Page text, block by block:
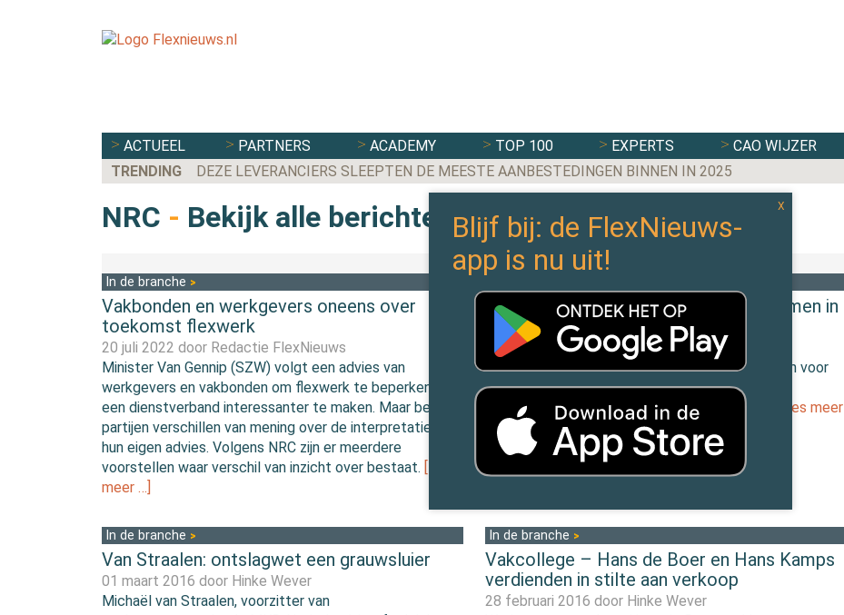
ACTUEEL PARTNERS ACADEMY TOP 100 EXPERTS CAO WIJZER
TRENDING
DEZE LEVERANCIERS SLEEPTEN DE MEESTE AANBESTEDINGEN BINNEN IN 2025
NRC - Bekijk alle berichten
In de branche
Vakbonden en werkgevers oneens over
toekomst flexwerk
20 juli 2022 door Redactie FlexNieuws
Minister Van Gennip (SZW) volgt een advies van
werkgevers en vakbonden om flexwerk te beperken en
een dienstverband interessanter te maken. Maar beide
partijen verschillen van mening over de interpretatie van
hun eigen advies. Volgens NRC zijn er meerdere
voorstellen waar verschil van inzicht over bestaat. [Lees
meer …]
Steeds meer zelfstandigen werken samen in
coöperaties
17 juni 2016 doorRedactie FlexNieuws
Zzp’ers en samenwerkende professionals zorgen voor
een sterke groei van het aantal coöperaties. Zie
infographic NCR op basis van gegevens KvK.
[Lees meer
…]
In de branche
Van Straalen: ontslagwet een grauwsluier
01 maart 2016 door Hinke Wever
Michaël van Straalen, voorzitter van
In de branche
Vakcollege – Hans de Boer en Hans Kamps
verdienden in stilte aan verkoop
28 februari 2016 door Hinke Wever